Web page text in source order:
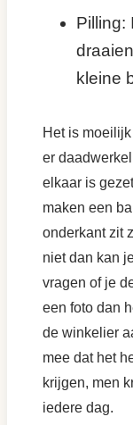
Pilling:
kleine
Het is
er
elkaar is
maken een
onderkant zit
niet dan kan
vragen of je
een foto dan
de winkelier
mee dat het
krijgen, men
iedere dag.